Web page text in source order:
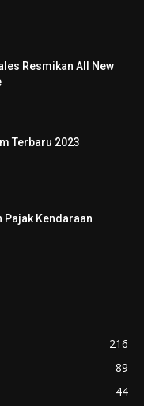
Resmikan All New
Terbaru 2023
Kendaraan
216
89
44